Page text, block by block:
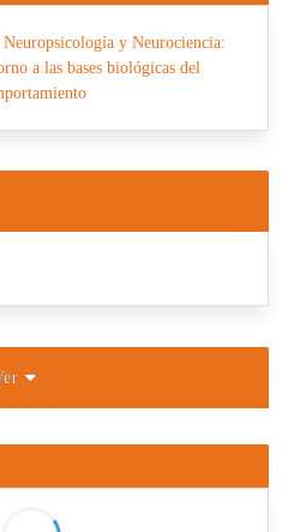
y Neurociencia:
a las bases biológicas del